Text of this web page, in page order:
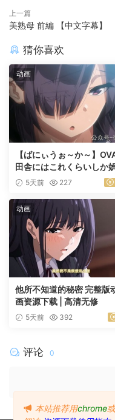
上一篇
美熟母 前編 【中文字幕】
猜你喜欢
动画
【ばにぃうぉ～か～】
田舎にはこれくらいしか
がない ＃1乡下几乎没有
5天前 227
动画
他所不知道的秘密 完整版
画资源下载 | 高清无修
5天前 392
评论 0
本站推荐用chrome